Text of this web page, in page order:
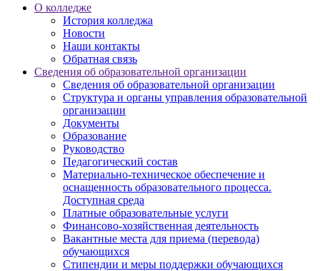
О колледже
История колледжа
Новости
Наши контакты
Обратная связь
Сведения об образовательной организации
Сведения об образовательной организации
Структура и органы управления образовательной
организации
Документы
Образование
Руководство
Педагогический состав
Материально-техническое обеспечение и
оснащенность образовательного процесса.
Доступная среда
Платные образовательные услуги
Финансово-хозяйственная деятельность
Вакантные места для приема (перевода)
обучающихся
Стипендии и меры поддержки обучающихся